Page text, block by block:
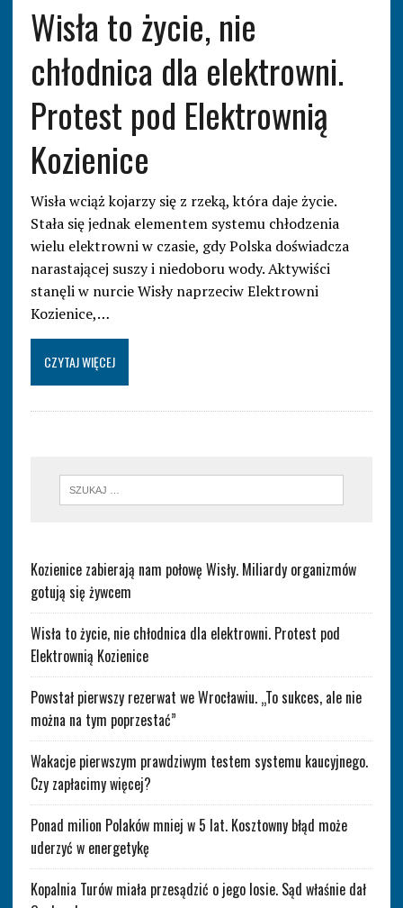
Wisła to życie, nie
chłodnica dla elektrowni.
Protest pod Elektrownią
Kozienice
Wisła wciąż kojarzy się z rzeką, która daje życie.
Stała się jednak elementem systemu chłodzenia
wielu elektrowni w czasie, gdy Polska doświadcza
narastającej suszy i niedoboru wody. Aktywiści
stanęli w nurcie Wisły naprzeciw Elektrowni
Kozienice,…
CZYTAJ WIĘCEJ
Kozienice zabierają nam połowę Wisły. Miliardy organizmów
gotują się żywcem
Wisła to życie, nie chłodnica dla elektrowni. Protest pod
Elektrownią Kozienice
Powstał pierwszy rezerwat we Wrocławiu. „To sukces, ale nie
można na tym poprzestać”
Wakacje pierwszym prawdziwym testem systemu kaucyjnego.
Czy zapłacimy więcej?
Ponad milion Polaków mniej w 5 lat. Kosztowny błąd może
uderzyć w energetykę
Kopalnia Turów miała przesądzić o jego losie. Sąd właśnie dał